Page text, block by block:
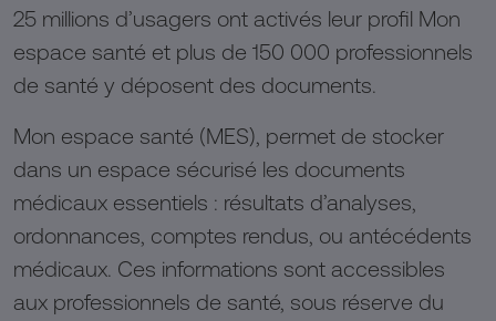
25 millions d’usagers ont activés leur profil Mon
espace santé et plus de 150 000 professionnels
de santé y déposent des documents.
Mon espace santé (MES), permet de stocker
dans un espace sécurisé les documents
médicaux essentiels : résultats d’analyses,
ordonnances, comptes rendus, ou antécédents
médicaux. Ces informations sont accessibles
aux professionnels de santé, sous réserve du